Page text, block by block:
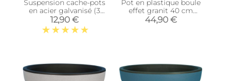
Suspension cache-pots
en acier galvanisé (3
cache-pots)
12,90 €
Pot en plastique boule
effet granit 40 cm
(Blanc)
44,90 €